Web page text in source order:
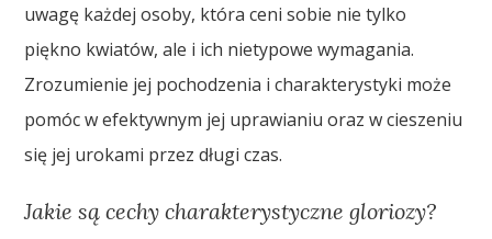
uwagę każdej osoby, która ceni sobie nie tylko
piękno kwiatów, ale i ich nietypowe wymagania.
Zrozumienie jej pochodzenia i charakterystyki może
pomóc w efektywnym jej uprawianiu oraz w cieszeniu
się jej urokami przez długi czas.
Jakie są cechy charakterystyczne gloriozy?